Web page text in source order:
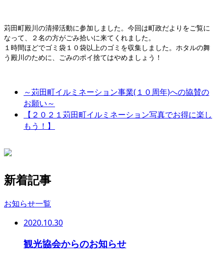
苅田町殿川の清掃活動に参加しました。今回は町政だよりをご覧に
なって、２名の方がごみ拾いに来てくれました。
１時間ほどでゴミ袋１０袋以上のゴミを収集しました。ホタルの舞
う殿川のために、ごみのポイ捨てはやめましょう！
～苅田町イルミネーション事業(１０周年)への協賛の
お願い～
【２０２１苅田町イルミネーション写真でお得に楽し
もう！】
新着記事
お知らせ一覧
2020.10.30
観光協会からのお知らせ